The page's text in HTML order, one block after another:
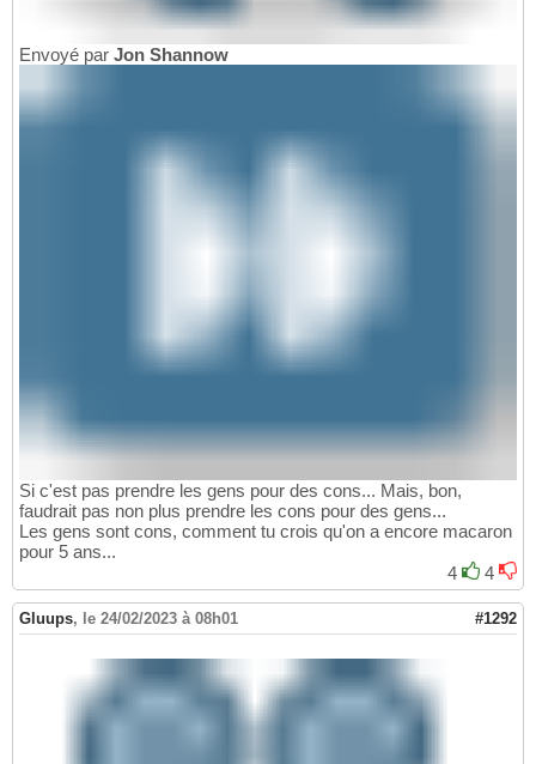
Envoyé par Jon Shannow
Si c'est pas prendre les gens pour des cons... Mais, bon,
faudrait pas non plus prendre les cons pour des gens...
Les gens sont cons, comment tu crois qu'on a encore macaron
pour 5 ans...
4
4
Gluups, le 24/02/2023 à 08h01 #1292